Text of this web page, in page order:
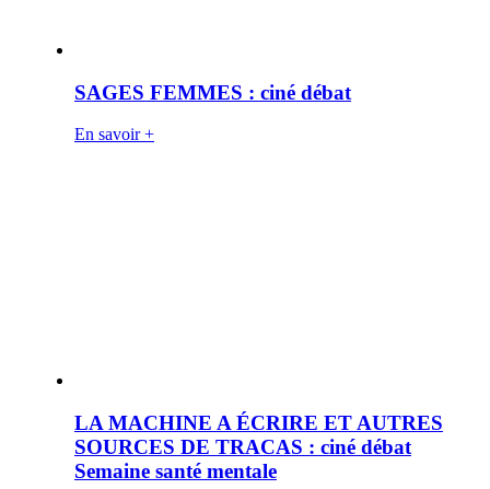
SAGES FEMMES : ciné débat
En savoir +
LA MACHINE A ÉCRIRE ET AUTRES
SOURCES DE TRACAS : ciné débat
Semaine santé mentale